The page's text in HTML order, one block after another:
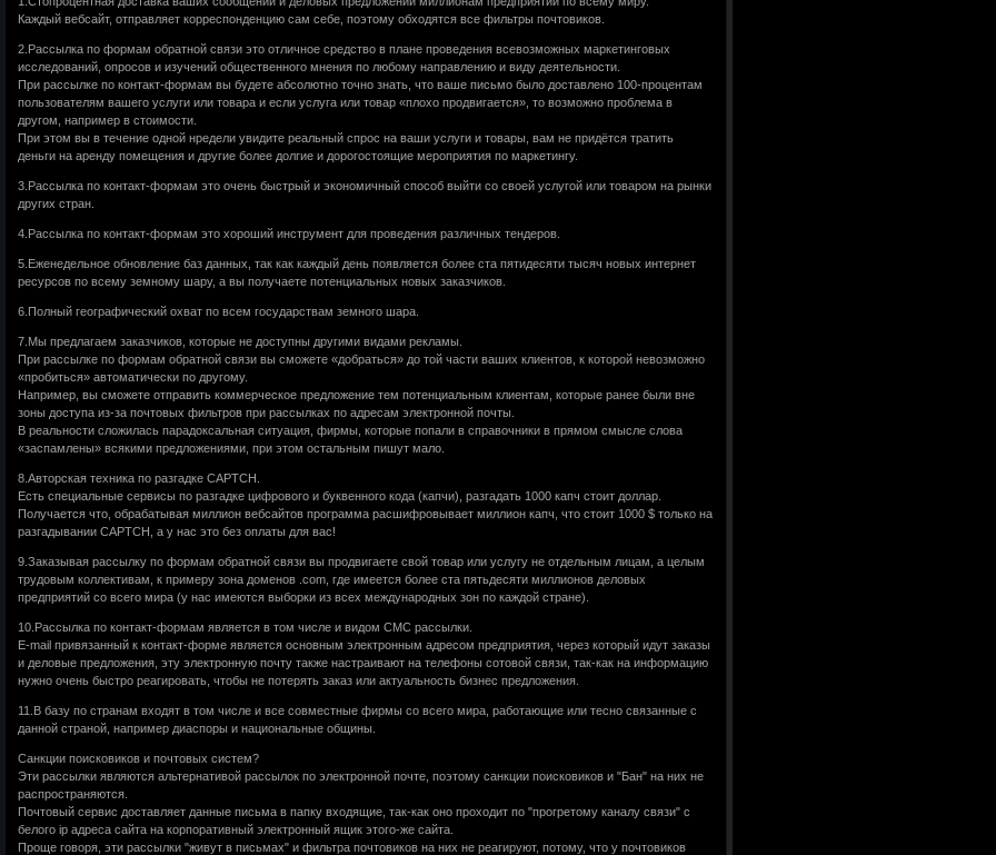
Каждый вебсайт, отправляет корреспонденцию сам себе, поэтому обходятся все фильтры почтовиков.
2.Рассылка по формам обратной связи это отличное средство в плане проведения всевозможных маркетинговых
исследований, опросов и изучений общественного мнения по любому направлению и виду деятельности.
При рассылке по контакт-формам вы будете абсолютно точно знать, что ваше письмо было доставлено 100-процентам
пользователям вашего услуги или товара и если услуга или товар «плохо продвигается», то возможно проблема в
другом, например в стоимости.
При этом вы в течение одной нредели увидите реальный спрос на ваши услуги и товары, вам не придётся тратить
деньги на аренду помещения и другие более долгие и дорогостоящие мероприятия по маркетингу.
3.Рассылка по контакт-формам это очень быстрый и экономичный способ выйти со своей услугой или товаром на рынки
других стран.
4.Рассылка по контакт-формам это хороший инструмент для проведения различных тендеров.
5.Еженедельное обновление баз данных, так как каждый день появляется более ста пятидесяти тысяч новых интернет
ресурсов по всему земному шару, а вы получаете потенциальных новых заказчиков.
6.Полный географический охват по всем государствам земного шара.
7.Мы предлагаем заказчиков, которые не доступны другими видами рекламы.
При рассылке по формам обратной связи вы сможете «добраться» до той части ваших клиентов, к которой невозможно
«пробиться» автоматически по другому.
Например, вы сможете отправить коммерческое предложение тем потенциальным клиентам, которые ранее были вне
зоны доступа из-за почтовых фильтров при рассылках по адресам электронной почты.
В реальности сложилась парадоксальная ситуация, фирмы, которые попали в справочники в прямом смысле слова
«заспамлены» всякими предложениями, при этом остальным пишут мало.
8.Авторская техника по разгадке CAPTCH.
Есть специальные сервисы по разгадке цифрового и буквенного кода (капчи), разгадать 1000 капч стоит доллар.
Получается что, обрабатывая миллион вебсайтов программа расшифровывает миллион капч, что стоит 1000 $ только на
разгадывании CAPTCH, а у нас это без оплаты для вас!
9.Заказывая рассылку по формам обратной связи вы продвигаете свой товар или услугу не отдельным лицам, а целым
трудовым коллективам, к примеру зона доменов .com, где имеется более ста пятьдесяти миллионов деловых
предприятий со всего мира (у нас имеются выборки из всех международных зон по каждой стране).
10.Рассылка по контакт-формам является в том числе и видом СМС рассылки.
E-mail привязанный к контакт-форме является основным электронным адресом предприятия, через который идут заказы
и деловые предложения, эту электронную почту также настраивают на телефоны сотовой связи, так-как на информацию
нужно очень быстро реагировать, чтобы не потерять заказ или актуальность бизнес предложения.
11.В базу по странам входят в том числе и все совместные фирмы со всего мира, работающие или тесно связанные с
данной страной, например диаспоры и национальные общины.
Санкции поисковиков и почтовых систем?
Эти рассылки являются альтернативой рассылок по электронной почте, поэтому санкции поисковиков и "Бан" на них не
распространяются.
Почтовый сервис доставляет данные письма в папку входящие, так-как оно проходит по "прогретому каналу связи" с
белого ip адреса сайта на корпоративный электронный ящик этого-же сайта.
Проще говоря, эти рассылки "живут в письмах" и фильтра почтовиков на них не реагируют, потому, что у почтовиков